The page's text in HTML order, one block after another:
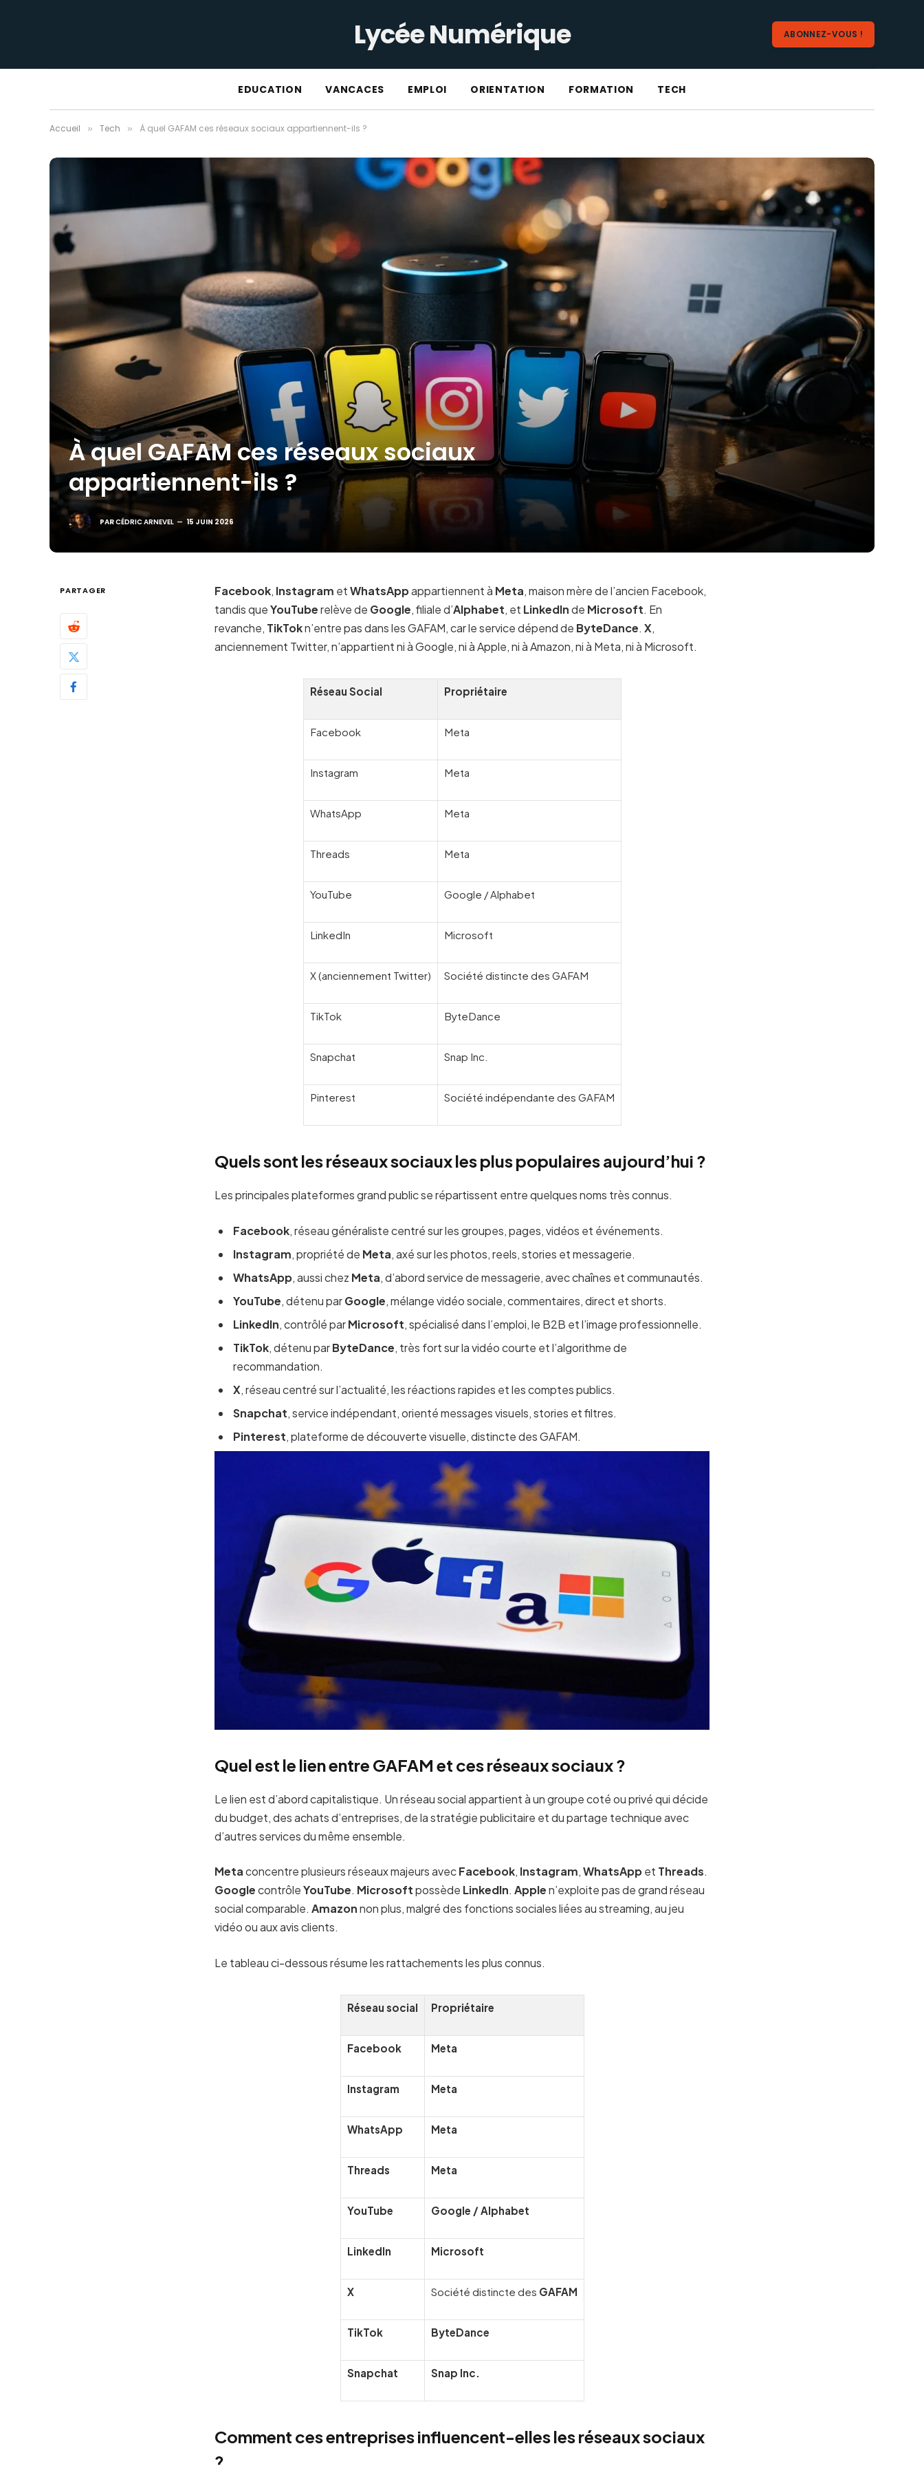
Lycée Numérique ABONNEZ-VOUS !
EDUCATION VANCACES EMPLOI ORIENTATION FORMATION TECH
Accueil » Tech » À quel GAFAM ces réseaux sociaux appartiennent-ils ?
À quel GAFAM ces réseaux sociaux
appartiennent-ils ?
PARCÉDRIC ARNEVEL 15 JUIN 2026
PARTAGER Facebook, Instagram etWhatsAppappartiennent à Meta, maison mère de l’ancien Facebook,
tandis queYouTuberelève de Google, filiale d’Alphabet, et LinkedInde Microsoft. En
revanche, TikTokn’entre pas dans les GAFAM, car le service dépend de ByteDance. X,
anciennement Twitter, n’appartient ni à Google, ni à Apple, ni à Amazon, ni à Meta, ni à Microsoft.
Réseau Social Propriétaire
Facebook Meta
Instagram Meta
WhatsApp Meta
Threads Meta
YouTube Google / Alphabet
LinkedIn Microsoft
X (anciennement Twitter) Société distincte des GAFAM
TikTok ByteDance
Snapchat Snap Inc.
Pinterest Société indépendante des GAFAM
Quels sont les réseaux sociaux les plus populaires aujourd’hui ?
Les principales plateformes grand public se répartissent entre quelques noms très connus.
Facebook, réseau généraliste centré sur les groupes, pages, vidéos et événements.
Instagram, propriété de Meta, axé sur les photos, reels, stories et messagerie.
WhatsApp, aussi chez Meta, d’abord service de messagerie, avec chaînes et communautés.
YouTube, détenu parGoogle, mélange vidéo sociale, commentaires, direct et shorts.
LinkedIn, contrôlé parMicrosoft, spécialisé dans l’emploi, le B2B et l’image professionnelle.
TikTok, détenu parByteDance, très fort sur la vidéo courte et l’algorithme de
recommandation.
X, réseau centré sur l’actualité, les réactions rapides et les comptes publics.
Snapchat, service indépendant, orienté messages visuels, stories et filtres.
Pinterest, plateforme de découverte visuelle, distincte des GAFAM.
Quel est le lien entre GAFAM et ces réseaux sociaux ?
Le lien est d’abord capitalistique. Un réseau social appartient à un groupe coté ou privé qui décide
du budget, des achats d’entreprises, de la stratégie publicitaire et du partage technique avec
d’autres services du même ensemble.
Metaconcentre plusieurs réseaux majeurs avecFacebook, Instagram,WhatsAppet Threads.
GooglecontrôleYouTube. Microsoftpossède LinkedIn. Applen’exploite pas de grand réseau
social comparable. Amazonnon plus, malgré des fonctions sociales liées au streaming, au jeu
vidéo ou aux avis clients.
Le tableau ci-dessous résume les rattachements les plus connus.
Réseau social Propriétaire
Facebook Meta
Instagram Meta
WhatsApp Meta
Threads Meta
YouTube Google / Alphabet
LinkedIn Microsoft
X Société distincte des GAFAM
TikTok ByteDance
Snapchat Snap Inc.
Comment ces entreprises influencent-elles les réseaux sociaux
?